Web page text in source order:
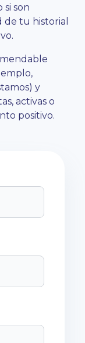
son
tu historial
y
activas o
positivo.